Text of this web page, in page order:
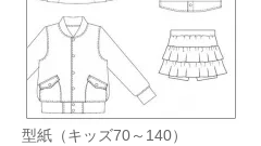
型紙（キッズ70～140）